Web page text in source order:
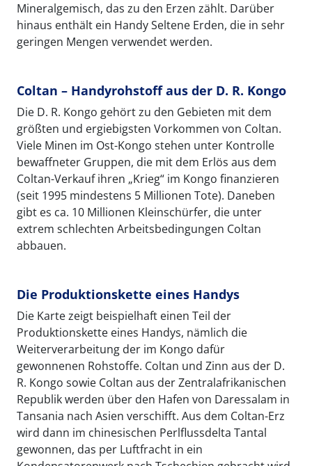
Mineralgemisch, das zu den Erzen zählt. Darüber
hinaus enthält ein Handy Seltene Erden, die in sehr
geringen Mengen verwendet werden.
Coltan – Handyrohstoff aus der D. R. Kongo
Die D. R. Kongo gehört zu den Gebieten mit dem
größten und ergiebigsten Vorkommen von Coltan.
Viele Minen im Ost-Kongo stehen unter Kontrolle
bewaffneter Gruppen, die mit dem Erlös aus dem
Coltan-Verkauf ihren „Krieg“ im Kongo finanzieren
(seit 1995 mindestens 5 Millionen Tote). Daneben
gibt es ca. 10 Millionen Kleinschürfer, die unter
extrem schlechten Arbeitsbedingungen Coltan
abbauen.
Die Produktionskette eines Handys
Die Karte zeigt beispielhaft einen Teil der
Produktionskette eines Handys, nämlich die
Weiterverarbeitung der im Kongo dafür
gewonnenen Rohstoffe. Coltan und Zinn aus der D.
R. Kongo sowie Coltan aus der Zentralafrikanischen
Republik werden über den Hafen von Daressalam in
Tansania nach Asien verschifft. Aus dem Coltan-Erz
wird dann im chinesischen Perlflussdelta Tantal
gewonnen, das per Luftfracht in ein